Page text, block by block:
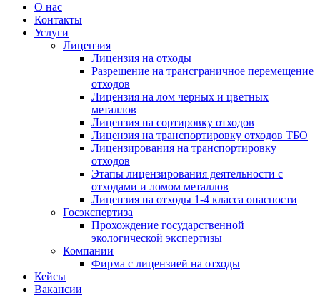
О нас
Контакты
Услуги
Лицензия
Лицензия на отходы
Разрешение на трансграничное перемещение
отходов
Лицензия на лом черных и цветных
металлов
Лицензия на сортировку отходов
Лицензия на транспортировку отходов ТБО
Лицензирования на транспортировку
отходов
Этапы лицензирования деятельности с
отходами и ломом металлов
Лицензия на отходы 1-4 класса опасности
Госэкспертиза
Прохождение государственной
экологической экспертизы
Компании
Фирма с лицензией на отходы
Кейсы
Вакансии